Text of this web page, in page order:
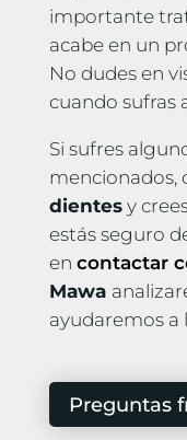
importante
acabe en un
No dudes en
cuando sufras
Si sufres
mencionados,
dientesy
estás seguro
en contactar
Mawa
ayudaremos a
Preguntas